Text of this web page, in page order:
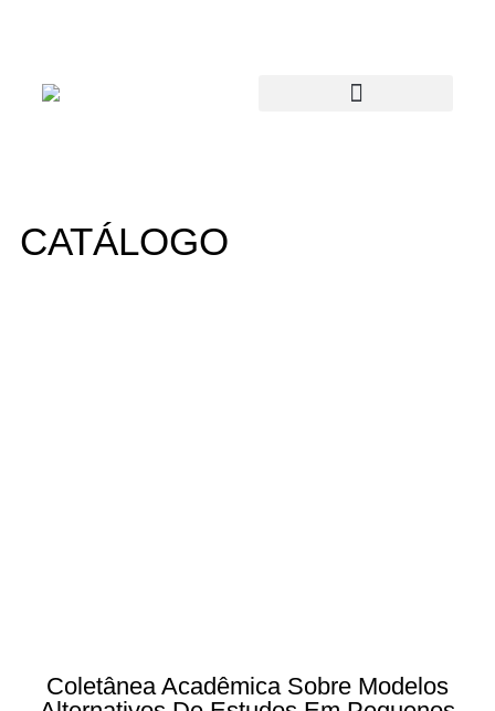
CATÁLOGO
Coletânea Acadêmica Sobre Modelos